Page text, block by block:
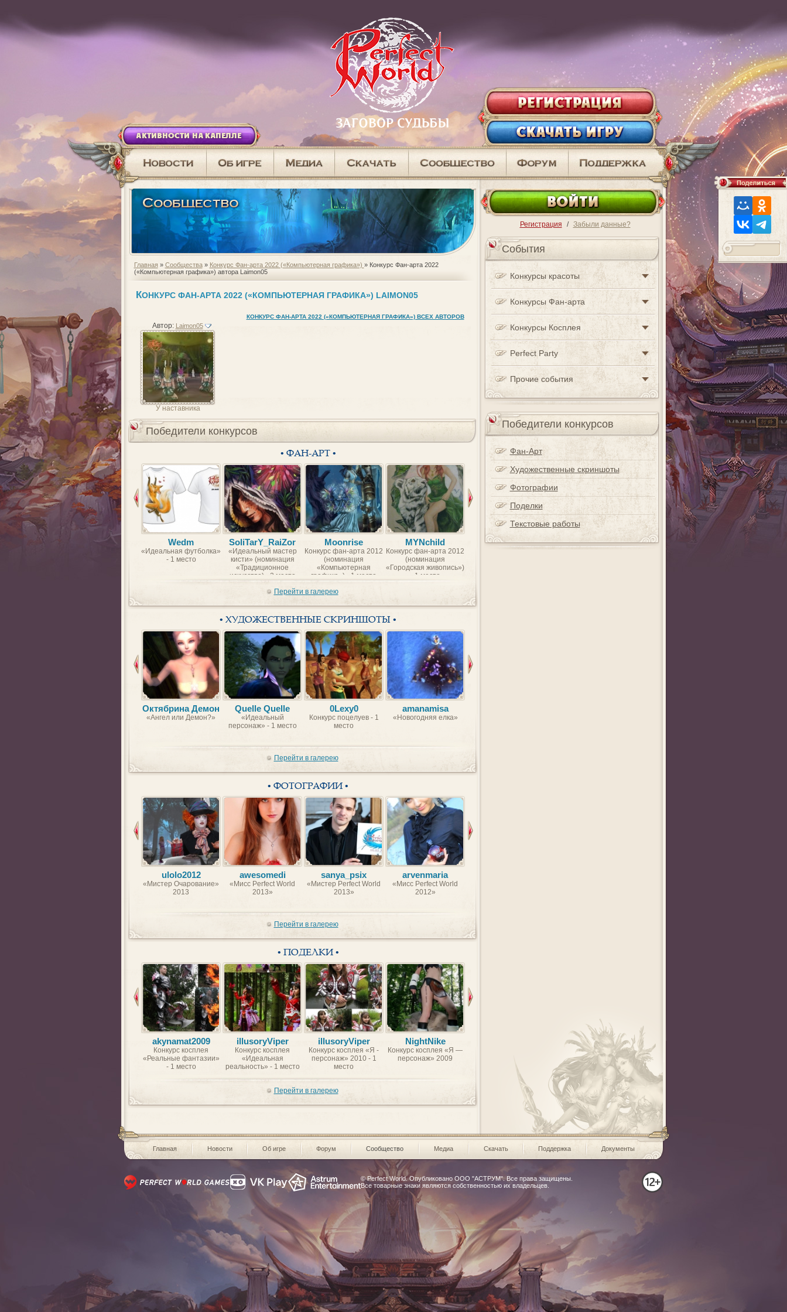
АКТИВНОСТИ НА КАПЕЛЛЕ
Главная » Сообщества » Конкурс Фан-арта 2022 («Компьютерная графика») » Конкурс Фан-арта 2022
(«Компьютерная графика») автора Laimon05
КОНКУРС ФАН-АРТА 2022 («КОМПЬЮТЕРНАЯ ГРАФИКА») LAIMON05
КОНКУРС ФАН-АРТА 2022 («КОМПЬЮТЕРНАЯ ГРАФИКА») ВСЕХ АВТОРОВ
Автор: Laimon05
У наставника
Победители конкурсов
• ФАН-АРТ •
Wedm
«Идеальная футболка»
- 1 место
SoliTarY_RaiZor
«Идеальный мастер
кисти» (номинация
«Традиционное
искусство) - 2 место
Moonrise
Конкурс фан-арта 2012
(номинация
«Компьютерная
графика») - 1 место
MYNchild
Конкурс фан-арта 2012
(номинация
«Городская живопись»)
- 1 место
BorntoFrag Анна Викторовна Wedm
Перейти в галерею
• ХУДОЖЕСТВЕННЫЕ СКРИНШОТЫ •
Октябрина Демон
«Ангел или Демон?»
Quelle Quelle
«Идеальный
персонаж» - 1 место
0Lexy0
Конкурс поцелуев - 1
место
amanamisa
«Новогодняя елка»
Перейти в галерею
• ФОТОГРАФИИ •
ulolo2012
«Мистер Очарование»
2013
awesomedi
«Мисс Perfect World
2013»
sanya_psix
«Мистер Perfect World
2013»
arvenmaria
«Мисс Perfect World
2012»
Перейти в галерею
• ПОДЕЛКИ •
akynamat2009
Конкурс косплея
«Реальные фантазии»
- 1 место
illusoryViper
Конкурс косплея
«Идеальная
реальность» - 1 место
illusoryViper
Конкурс косплея «Я -
персонаж» 2010 - 1
место
NightNike
Конкурс косплея «Я —
персонаж» 2009
ElleZ
«Идеальная елка» -1
место
«Идеальный
Хэллоуин»
Перейти в галерею
Регистрация / Забыли данные?
Cобытия
Конкурсы красоты
Конкурсы Фан-арта
Конкурсы Косплея
Perfect Party
Прочие события
Победители конкурсов
Фан-Арт
Художественные скриншоты
Фотографии
Поделки
Текстовые работы
Главная Новости Об игре Форум Сообщество Медиа Скачать Поддержка Документы
© Perfect World. Опубликовано ООО "АСТРУМ". Все права защищены.
Все товарные знаки являются собственностью их владельцев.